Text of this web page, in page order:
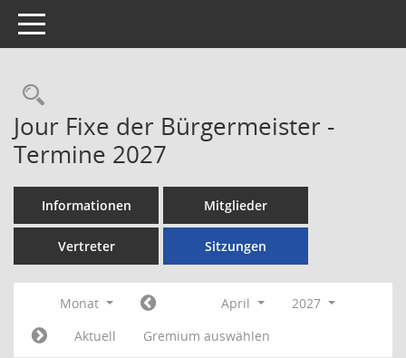
Toggle navigation
Rechercheauswahl
Jour Fixe der Bürgermeister -
Termine 2027
Informationen Mitglieder
Vertreter Sitzungen
Monat April
2027
Aktuell
Gremium auswählen